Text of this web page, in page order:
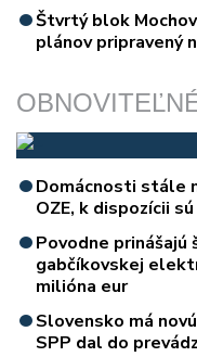
Štvrtý blok
plánov pripravený
Domácnosti stále
OZE, k dispozícii
Povodne
gabčíkovskej
milióna eur
Slovensko má
SPP dal do